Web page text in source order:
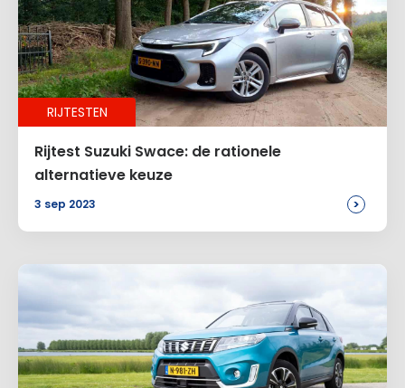
RIJTESTEN
Rijtest Suzuki Swace: de rationele
alternatieve keuze
3 sep 2023 >